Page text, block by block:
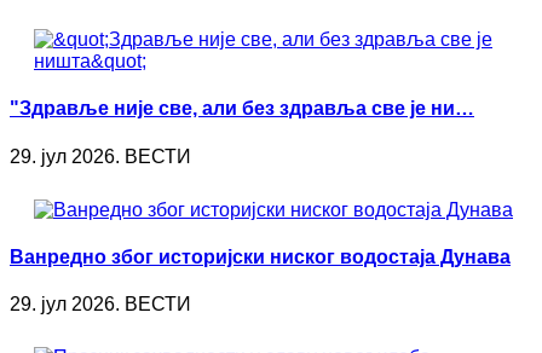
"Здравље није све, али без здравља све је ни…
29. јул 2026. ВЕСТИ
Ванредно због историјски ниског водостаја Дунава
29. јул 2026. ВЕСТИ